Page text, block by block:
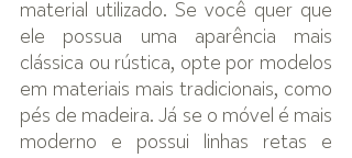
material utilizado. Se você quer que
ele possua uma aparência mais
clássica ou rústica, opte por modelos
em materiais mais tradicionais, como
pés de madeira. Já se o móvel é mais
moderno e possui linhas retas e